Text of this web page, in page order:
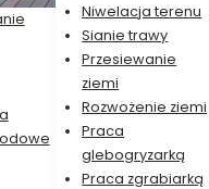
Niwelacja terenu
Sianie trawy
Przesiewanie
ziemi
Rozwożenie ziemi
Praca
glebogryzarką
Praca zgrabiarką